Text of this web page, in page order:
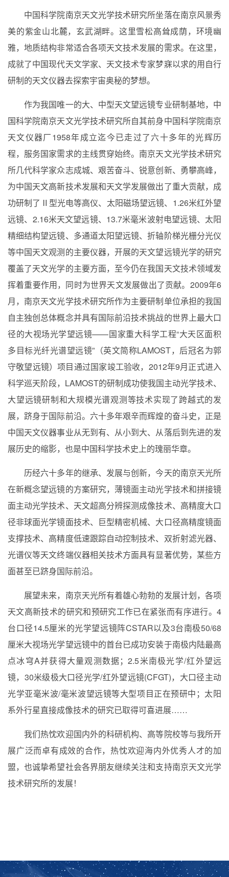
中国科学院南京天文光学技术研究所坐落在南京风景秀
美的紫金山北麓，玄武湖畔。这里雪松高耸成荫，环境幽
雅，地质结构非常适合各项天文技术发展的需求。在这里，
成就了中国现代天文学家、天文技术专家梦寐以求的用自行
研制的天文仪器去探索宇宙奥秘的梦想。
作为我国唯一的大、中型天文望远镜专业研制基地，中
国科学院南京天文光学技术研究所自其前身中国科学院南京
天文仪器厂1958年成立迄今已走过了六十多年的光辉历
程， 服务国家需求的主线贯穿始终。 南京天文光学技术研究
所几代科学家众志成城、艰苦奋斗、锐意创新、勇攀高峰，
为中国天文高新技术发展和天文学发展做出了重大贡献，成
功研制了 Ⅱ 型光电等高仪、太阳磁场望远镜、 1.26米红外望
远镜、 2.16米天文望远镜、 13.7米毫米波射电望远镜、太阳
精细结构望远镜、多通道太阳望远镜、折轴阶梯光栅分光仪
等中国天文观测的主要仪器，开展的天文望远镜光学的研究
覆盖了天文光学的主要方面，至今仍在我国天文技术领域发
挥着重要作用，同时为世界天文发展做出了贡献。 2009年6
月，南京天文光学技术研究所作为主要研制单位承担的我国
自主独创总体概念并具有国际前沿技术挑战的世界上最大口
径的大视场光学望远镜——国家重大科学工程“大天区面积
多目标光纤光谱望远镜”（英文简称LAMOST，后冠名为郭
守敬望远镜）项目通过国家竣工验收， 2012年9月正式进入
科学巡天阶段， LAMOST的研制成功使我国主动光学技术、
大望远镜研制和大规模光谱观测等技术实现了跨越式的发
展，跻身于国际前沿。六十多年艰辛而辉煌的奋斗史，正是
中国天文仪器事业从无到有、从小到大、从落后到先进的发
展历史的缩影，也是中国科学技术史上的瑰丽华章。
历经六十多年的继承、发展与创新，今天的南京天光所
在新概念望远镜的方案研究，薄镜面主动光学技术和拼接镜
面主动光学技术、天文超高分辨探测成像技术、高精度大口
径非球面光学镜面技术、巨型精密机械、大口径高精度镜面
支撑技术、高精度低速跟踪自动控制技术、双折射滤光器、
光谱仪等天文终端仪器相关技术方面具有显著优势，某些方
面甚至已跻身国际前沿。
展望未来，南京天光所有着雄心勃勃的发展计划，各项
天文高新技术的研究和预研究工作已在紧张而有序进行。 4
台口径14.5厘米的光学望远镜阵CSTAR以及3台南极50/68
厘米大视场光学望远镜中的首台已成功安装于南极内陆最高
点冰穹A并获得大量观测数据；2.5米南极光学/红外望远
镜， 30米级极大口径光学/红外望远镜(CFGT)，大口径主动
光学亚毫米波/毫米波望远镜等大型项目正在预研中；太阳
系外行星直接成像技术的研究已取得可喜进展……
我们热忱欢迎国内外的科研机构、高等院校等与我所开
展广泛而卓有成效的合作，热忱欢迎海内外优秀人才的加
盟，也诚挚希望社会各界朋友继续关注和支持南京天文光学
技术研究所的发展！